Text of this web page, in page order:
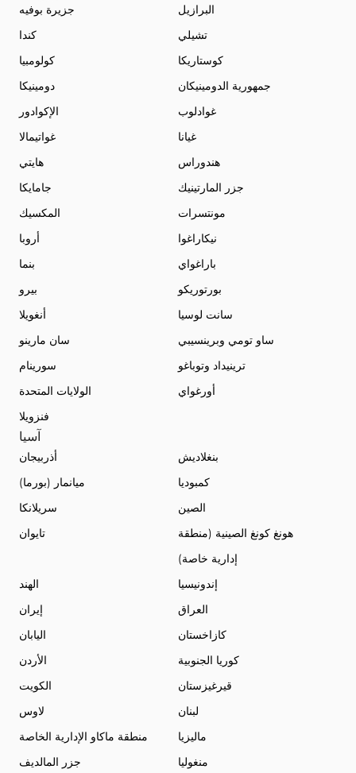
جزيرة بوفيه
البرازيل
كندا
تشيلي
كولومبيا
كوستاريكا
دومينيكا
جمهورية الدومينيكان
الإكوادور
غوادلوب
غواتيمالا
غيانا
هايتي
هندوراس
جامايكا
جزر المارتينيك
المكسيك
مونتسرات
أروبا
نيكاراغوا
بنما
باراغواي
بيرو
بورتوريكو
أنغويلا
سانت لوسيا
سان مارينو
ساو تومي وبرينسيبي
سورينام
ترينيداد وتوباغو
الولايات المتحدة
أورغواي
فنزويلا
آسيا
أذربيجان
بنغلاديش
ميانمار (بورما)
كمبوديا
سريلانكا
الصين
تايوان
هونغ كونغ الصينية (منطقة
إدارية خاصة)
الهند
إندونيسيا
إيران
العراق
اليابان
كازاخستان
الأردن
كوريا الجنوبية
الكويت
قيرغيزستان
لاوس
لبنان
منطقة ماكاو الإدارية الخاصة
ماليزيا
جزر المالديف
منغوليا